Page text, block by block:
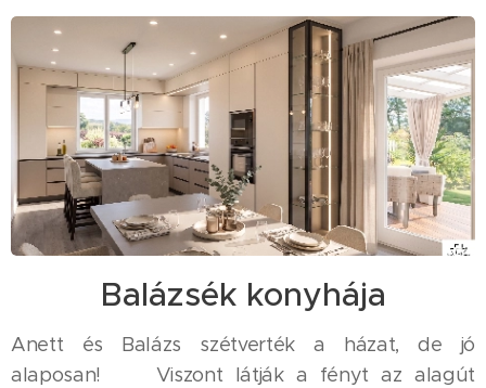
Balázsék konyhája
Anett és Balázs szétverték a házat, de jó
alaposan! 😆 Viszont látják a fényt az alagút